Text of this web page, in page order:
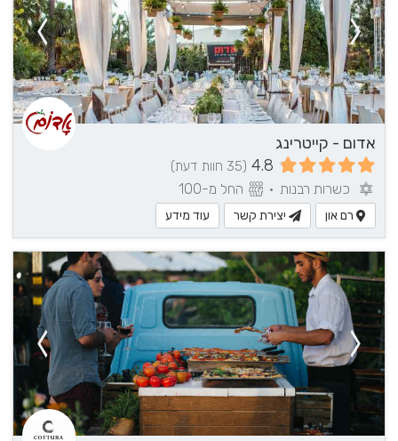
אדום - קייטרינג
4.8 (35 חוות דעת)
כשרות רבנות • החל מ-100
רם און יצירת קשר עוד מידע